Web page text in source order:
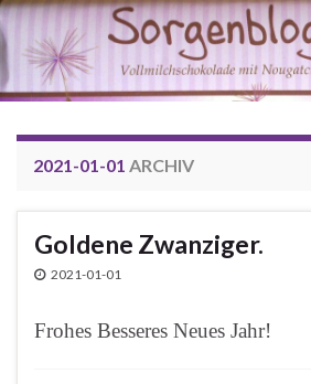
2021-01-01 ARCHIV
Goldene Zwanziger.
2021-01-01
Frohes Besseres Neues Jahr!